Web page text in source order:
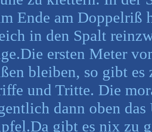
Ende am Doppelriß
in den Spalt
ersten Meter
bleiben, so gibt
und Tritte. Die
dann oben das
gibt es nix zu